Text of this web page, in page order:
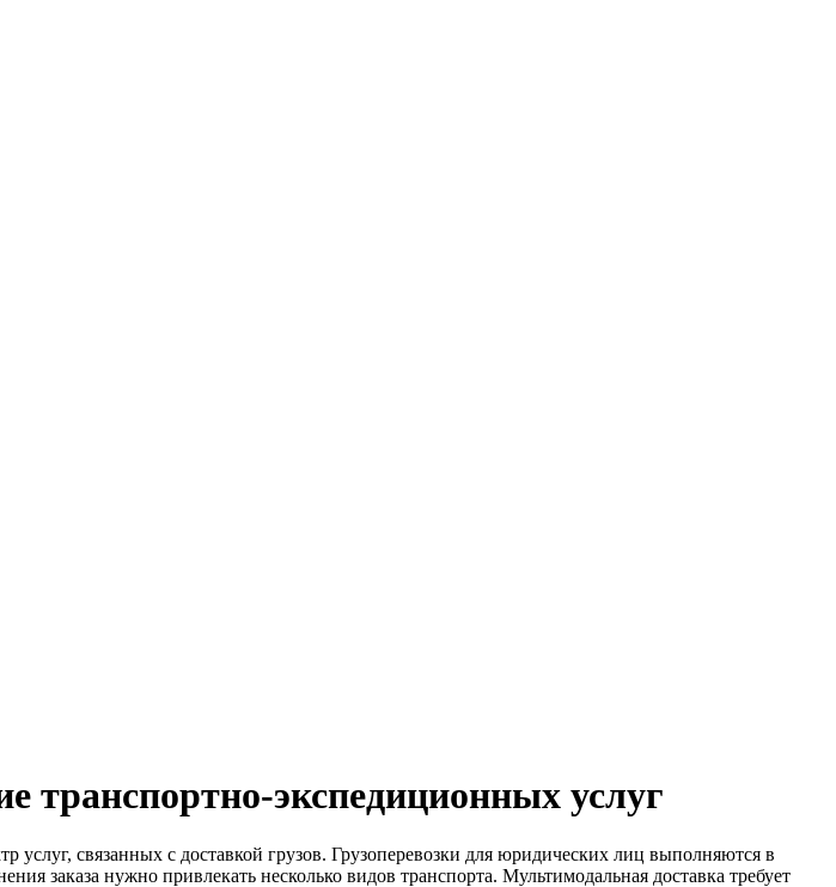
транспортно-экспедиционных услуг
связанных с доставкой грузов. Грузоперевозки для юридических лиц выполняются в
заказа нужно привлекать несколько видов транспорта. Мультимодальная доставка требует